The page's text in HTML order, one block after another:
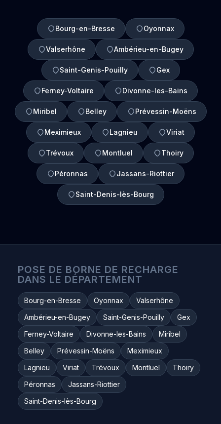
Bourg-en-Bresse Oyonnax
Valserhône Ambérieu-en-Bugey
Saint-Genis-Pouilly Gex
Ferney-Voltaire Divonne-les-Bains
Miribel Belley Prévessin-Moëns
Meximieux Lagnieu Viriat
Trévoux Montluel Thoiry
Péronnas Jassans-Riottier
Saint-Denis-lès-Bourg
POSE DE BORNE DE RECHARGE
DANS LE DÉPARTEMENT
Bourg-en-Bresse Oyonnax
Valserhône
Ambérieu-en-Bugey
Saint-Genis-Pouilly
Gex
Ferney-Voltaire
Divonne-les-Bains
Miribel
Belley
Prévessin-Moëns
Meximieux
Lagnieu
Viriat Trévoux Montluel
Thoiry
Péronnas
Jassans-Riottier
Saint-Denis-lès-Bourg